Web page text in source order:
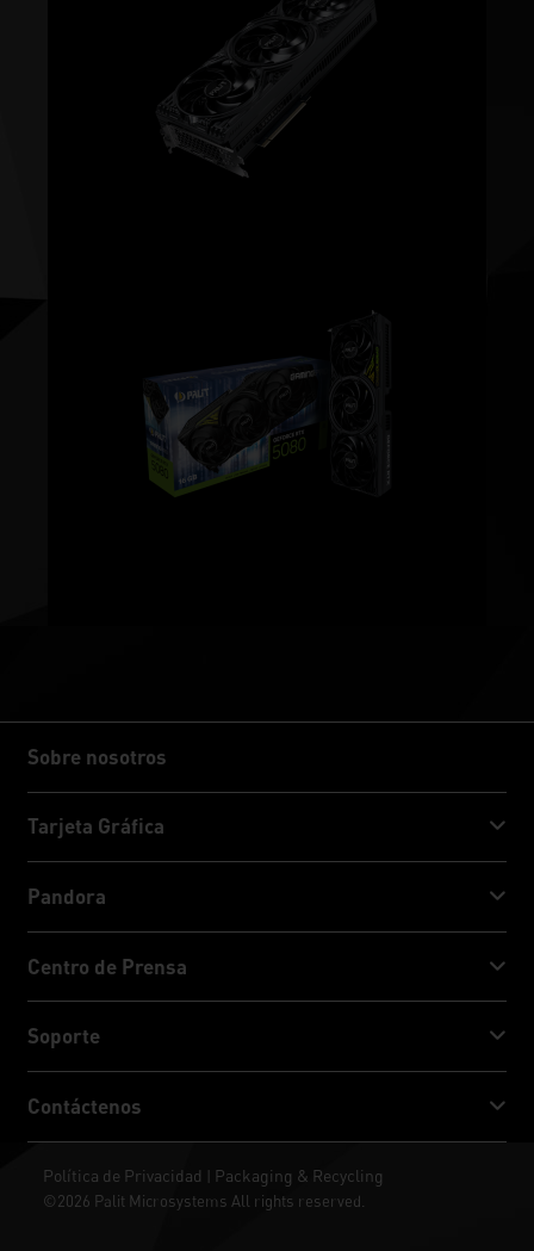
Sobre nosotros
Sobre nosotros
Tarjeta Gráfica
GeForce RTX™ 40 Series
GeForce RTX™ 30 Series
Pandora
NVIDIA Jetson Orin™ Nano Super
Centro de Prensa
Redes sociales
Premio & Revisión
Soporte
ThunderMaster
ARGB SYNC
Contáctenos
Donde comprar
Política de Privacidad | Packaging & Recycling
©2026 Palit Microsystems All rights reserved.